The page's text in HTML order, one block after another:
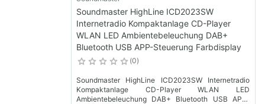
Soundmaster HighLine ICD2023SW
Internetradio Kompaktanlage CD-Player
WLAN LED Ambientebeleuchung DAB+
Bluetooth USB APP-Steuerung Farbdisplay
0
Soundmaster HighLine ICD2023SW Internetradio
Kompaktanlage CD-Player WLAN LED
Ambientebeleuchung DAB+ Bluetooth USB APP-